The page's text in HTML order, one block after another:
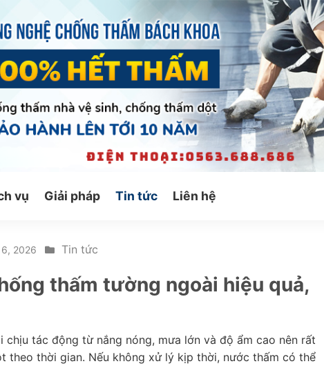
vụ Giải pháp Tin tức Liên hệ
2026 Tin tức
thấm tường ngoài hiệu quả,
chịu tác động từ nắng nóng, mưa lớn và độ ẩm cao nên rất
theo thời gian. Nếu không xử lý kịp thời, nước thấm có thể